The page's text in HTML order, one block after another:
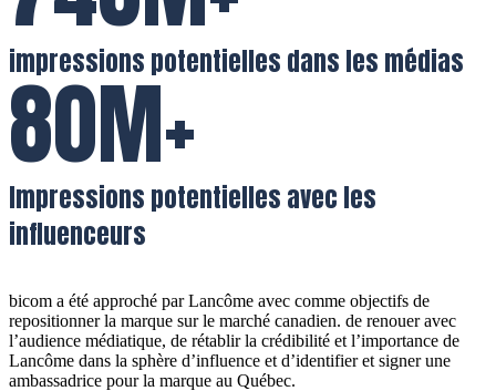
impressions potentielles dans les médias
80M+
Impressions potentielles avec les
influenceurs
bicom a été approché par Lancôme avec comme objectifs de
repositionner la marque sur le marché canadien. de renouer avec
l’audience médiatique, de rétablir la crédibilité et l’importance de
Lancôme dans la sphère d’influence et d’identifier et signer une
ambassadrice pour la marque au Québec.